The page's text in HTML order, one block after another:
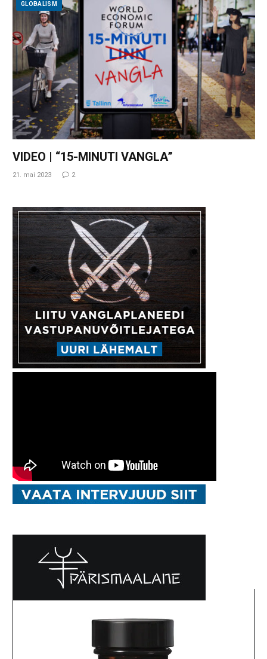
GLOBALISM
VIDEO | “15-MINUTI VANGLA”
21. mai 2023 2